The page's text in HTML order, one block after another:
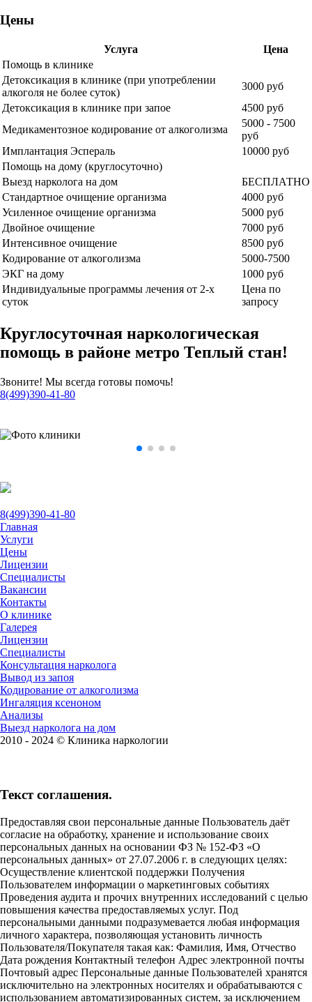
Цены
Услуга
Цена
Помощь в клинике
Детоксикация в клинике (при употреблении
алкоголя не более суток)
3000 руб
Детоксикация в клинике при запое
4500 руб
Медикаментозное кодирование от алкоголизма
5000 - 7500
руб
Имплантация Эспераль
10000 руб
Помощь на дому (круглосуточно)
Выезд нарколога на дом
БЕСПЛАТНО
Стандартное очищение организма
4000 руб
Усиленное очищение организма
5000 руб
Двойное очищение
7000 руб
Интенсивное очищение
8500 руб
Кодирование от алкоголизма
5000-7500
ЭКГ на дому
1000 руб
Индивидуальные программы лечения от 2-х
суток
Цена по
запросу
Круглосуточная наркологическая
помощь в районе метро Теплый стан!
Звоните! Мы всегда готовы помочь!
8(499)390-41-80
8(499)390-41-80
Главная
Услуги
Цены
Лицензии
Специалисты
Вакансии
Контакты
О клинике
Галерея
Лицензии
Специалисты
Консультация нарколога
Вывод из запоя
Кодирование от алкоголизма
Ингаляция ксеноном
Анализы
Выезд нарколога на дом
2010 - 2024 © Клиника наркологии
Текст соглашения.
Предоставляя свои персональные данные Пользователь даёт
согласие на обработку, хранение и использование своих
персональных данных на основании ФЗ № 152-ФЗ «О
персональных данных» от 27.07.2006 г. в следующих целях:
Осуществление клиентской поддержки Получения
Пользователем информации о маркетинговых событиях
Проведения аудита и прочих внутренних исследований с целью
повышения качества предоставляемых услуг. Под
персональными данными подразумевается любая информация
личного характера, позволяющая установить личность
Пользователя/Покупателя такая как: Фамилия, Имя, Отчество
Дата рождения Контактный телефон Адрес электронной почты
Почтовый адрес Персональные данные Пользователей хранятся
исключительно на электронных носителях и обрабатываются с
использованием автоматизированных систем, за исключением